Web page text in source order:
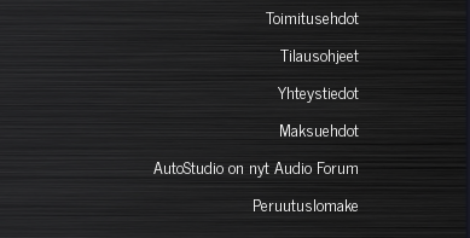
Toimitusehdot
Tilausohjeet
Yhteystiedot
Maksuehdot
AutoStudio on nyt Audio Forum
Peruutuslomake